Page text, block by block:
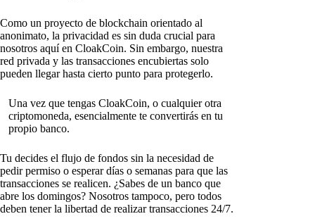
Como un proyecto de blockchain orientado al
anonimato, la privacidad es sin duda crucial para
nosotros aquí en CloakCoin. Sin embargo, nuestra
red privada y las transacciones encubiertas solo
pueden llegar hasta cierto punto para protegerlo.
Una vez que tengas CloakCoin, o cualquier otra
criptomoneda, esencialmente te convertirás en tu
propio banco.
Tu decides el flujo de fondos sin la necesidad de
pedir permiso o esperar días o semanas para que las
transacciones se realicen. ¿Sabes de un banco que
abre los domingos? Nosotros tampoco, pero todos
deben tener la libertad de realizar transacciones 24/7.